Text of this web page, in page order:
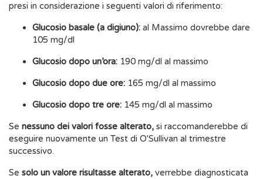
presi in considerazione i seguenti valori di riferimento:
Glucosio basale (a digiuno): al Massimo dovrebbe dare
105 mg/dl
Glucosio dopo un’ora: 190 mg/dl al massimo
Glucosio dopo due ore: 165 mg/dl al massimo
Glucosio dopo tre ore: 145 mg/dl al massimo
Se nessuno dei valori fosse alterato, si raccomanderebbe di
eseguire nuovamente un Test di O'Sullivan al trimestre
successivo.
Se solo un valore risultasse alterato, verrebbe diagnosticata